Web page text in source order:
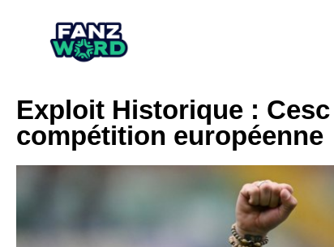
Exploit Historique :
compétition européenne